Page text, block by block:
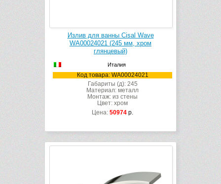
Излив для ванны Cisal Wave
WA00024021 (245 мм, хром
глянцевый)
Италия
Код товара: WA00024021
Габариты (д): 245
Материал: металл
Монтаж: из стены
Цвет: хром
Цена: 50974 р.